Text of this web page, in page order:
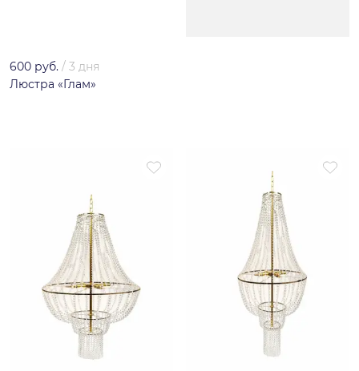
600 руб. / 3 дня
Люстра «Глам»